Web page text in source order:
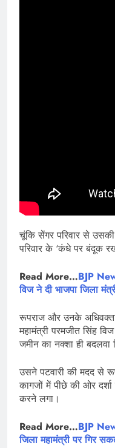
चूंकि सेंगर परिवार से
परिवार के ‘कंधे पर बंदूक
Read More…BJP
विज ने दी भाजपा जिला
रूपराज और उनके अधिवक्ता
महामंत्री परमजीत सिंह
जमीन का नक्शा ही बदलवा
उसने पटवारी की मदद से
कागजों में पीछे की ओर
करने लगा।
Read More…BJP
जिला महामंत्री पर गिर